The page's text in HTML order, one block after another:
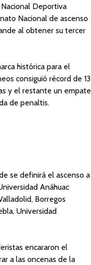
Deportiva
Nacional de ascenso
al obtener su tercer
histórica para el
consiguió récord de 13
y el restante un empate
de penaltis.
se definirá el ascenso a
Anáhuac
Borregos
Universidad
encararon el
a las oncenas de la